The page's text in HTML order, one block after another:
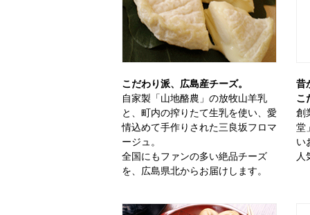
こだわり派、広島産チーズ。
自家製「山地酪農」の放牧山羊乳
と、町内の搾りたて生乳を使い、愛
情込めて手作りされた三良坂フロマ
ージュ。
全国にもファンの多い絶品チーズ
を、広島県北からお届けします。
昔
こ
創
堂
い
人